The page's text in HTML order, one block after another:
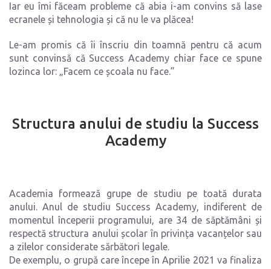
Iar eu îmi făceam probleme că abia i-am convins să lase
ecranele și tehnologia și că nu le va plăcea!
Le-am promis că îi înscriu din toamnă pentru că acum
sunt convinsă că Success Academy chiar face ce spune
lozinca lor: „Facem ce școala nu face.”
Structura anului de studiu la Success
Academy
Academia formează grupe de studiu pe toată durata
anului. Anul de studiu Success Academy, indiferent de
momentul începerii programului, are 34 de săptămâni și
respectă structura anului școlar în privința vacanțelor sau
a zilelor considerate sărbători legale.
De exemplu, o grupă care începe în Aprilie 2021 va finaliza